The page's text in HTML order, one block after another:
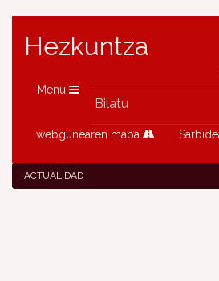
Hezkuntza
Menu
webgunearen mapa
ACTUALIDAD